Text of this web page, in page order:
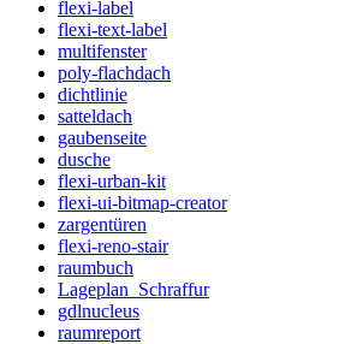
flexi-label
flexi-text-label
multifenster
poly-flachdach
dichtlinie
satteldach
gaubenseite
dusche
flexi-urban-kit
flexi-ui-bitmap-creator
zargentüren
flexi-reno-stair
raumbuch
Lageplan_Schraffur
gdlnucleus
raumreport